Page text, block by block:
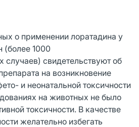
о применении лоратадина у
1000
случаев) свидетельствуют об
на возникновение
и неонатальной токсичности
на животных не было
токсичности. В качестве
желательно избегать